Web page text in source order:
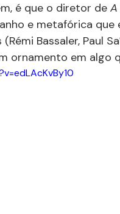
é que o diretor de
e metafórica que
Bassaler, Paul
ornamento em algo